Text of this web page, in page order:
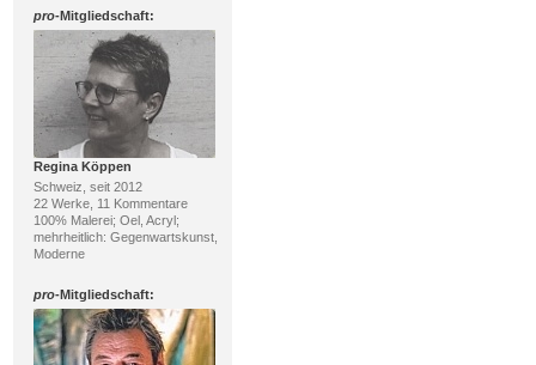
pro-Mitgliedschaft:
Regina Köppen
Schweiz, seit 2012
22 Werke, 11 Kommentare
100% Malerei; Oel, Acryl;
mehrheitlich: Gegenwartskunst,
Moderne
pro-Mitgliedschaft: